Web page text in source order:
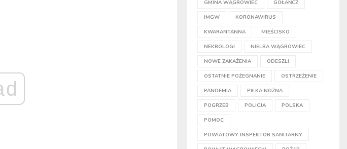
GMINA WĄGROWIEC GOŁAŃCZ
IMGW KORONAWIRUS
KWARANTANNA MIEŚCISKO
NEKROLOGI NIELBA WĄGROWIEC
NOWE ZAKAŻENIA ODESZLI
OSTATNIE POŻEGNANIE OSTRZEŻENIE
PANDEMIA PIŁKA NOŻNA
POGRZEB POLICJA POLSKA
POMOC
POWIATOWY INSPEKTOR SANITARNY